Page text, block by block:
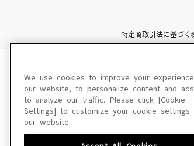
特定商取引法に基づく
このサイトに掲載さ
We use cookies to improve your
our website, to personalize content and
to analyze our traffic. Please click [Cookie
Settings] to customize your cookie settings
our website.